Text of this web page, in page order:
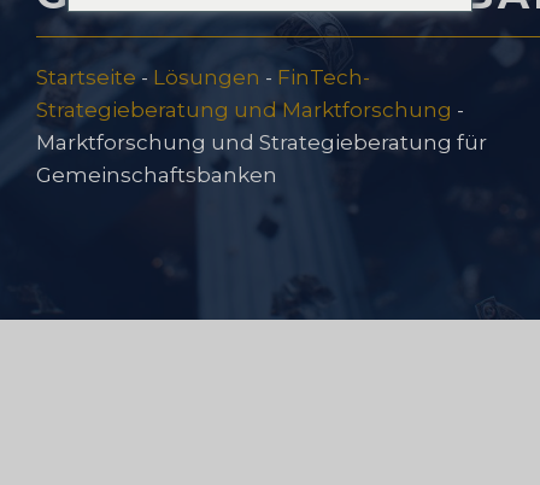
Startseite - Lösungen - FinTech-
Strategieberatung und Marktforschung -
Marktforschung und Strategieberatung für
Gemeinschaftsbanken